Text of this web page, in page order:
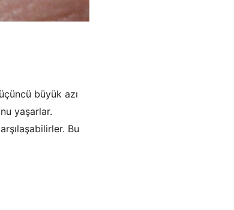
büyük azı
yaşarlar.
Bu